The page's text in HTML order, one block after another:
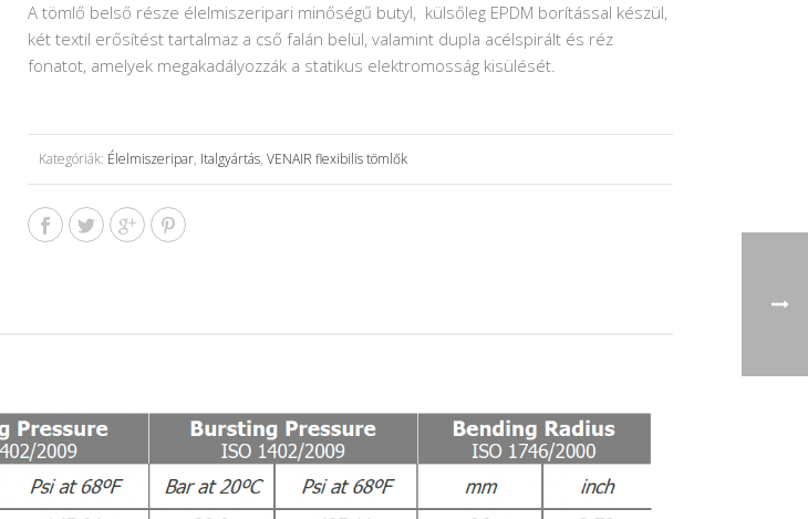
A tömlő belső része élelmiszeripari minőségű butyl, külsőleg EPDM borítással készül,
két textil erősítést tartalmaz a cső falán belül, valamint dupla acélspirált és réz
fonatot, amelyek megakadályozzák a statikus elektromosság kisülését.
Kategóriák: Élelmiszeripar, Italgyártás, VENAIR flexibilis tömlők